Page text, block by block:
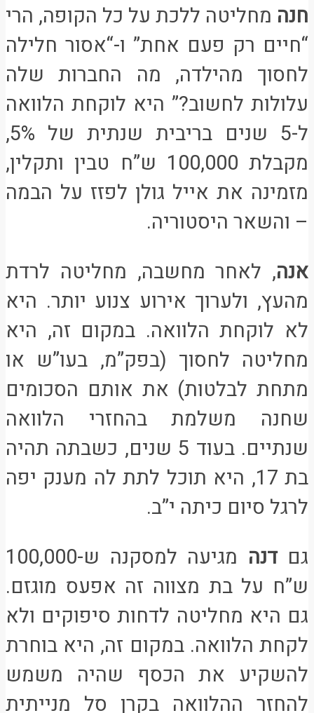
חנה מחליטה ללכת על כל הקופה, הרי
“חיים רק פעם אחת” ו-“אסור חלילה
לחסוך מהילדה, מה החברות שלה
עלולות לחשוב?” היא לוקחת הלוואה
ל-5 שנים בריבית שנתית של 5%,
מקבלת 100,000 ש”ח טבין ותקלין,
מזמינה את אייל גולן לפזז על הבמה
– והשאר היסטוריה.
אנה, לאחר מחשבה, מחליטה לרדת
מהעץ, ולערוך אירוע צנוע יותר. היא
לא לוקחת הלוואה. במקום זה, היא
מחליטה לחסוך (בפק”מ, בעו”ש או
מתחת לבלטות) את אותם הסכומים
שחנה משלמת בהחזרי הלוואה
שנתיים. בעוד 5 שנים, כשבתה תהיה
בת 17, היא תוכל לתת לה מענק יפה
לרגל סיום כיתה י”ב.
גםדנה
מגיעה למסקנה ש-100,000
ש”ח על בת מצווה זה אפעס מוגזם.
גם היא מחליטה לדחות סיפוקים ולא
לקחת הלוואה. במקום זה, היא בוחרת
להשקיע את הכסף שהיה משמש
להחזר ההלוואה בקרן סל מנייתית